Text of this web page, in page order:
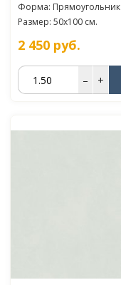
Форма: Прямоугольник
Размер: 50x100 см.
2 450 руб.
– +